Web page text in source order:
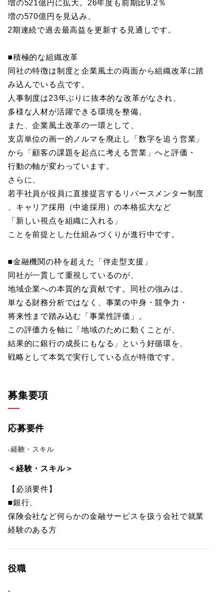
増の521億円に拡大。26年度も前期比9.2％
増の570億円を見込み、
2期連続で過去最高益を更新する見通しです。
■積極的な組織改革
同社の特徴は制度と企業風土の両面から組織改革に踏
み込んでいる点です。
人事制度は23年ぶりに抜本的な改革がなされ、
多様な人材が活躍できる環境を整備。
また、企業風土改革の一環として、
支店単位の画一的ノルマを廃止し「数字を追う営業」
から「顧客の課題を起点に考える営業」へと評価・
行動の軸が変わっています。
さらに、
若手社員が役員に直接提言するリバースメンター制度
、キャリア採用（中途採用）の本格拡大など
「新しい視点を組織に入れる」
ことを前提とした仕組みづくりが進行中です。
■金融機関の枠を超えた「伴走型支援」
同社が一貫して重視しているのが、
地域企業への本質的な貢献です。同社の強みは、
単なる財務分析ではなく、事業の中身・競争力・
将来性まで踏み込む「事業性評価」。
この評価力を軸に「地域のために動くことが、
結果的に銀行の成長にもなる」という好循環を、
戦略として本気で実行している点が特徴です。
募集要項
応募要件
-経験・スキル
＜経験・スキル＞
【必須要件】
■銀行、
保険会社など何らかの金融サービスを扱う会社で就業
経験のある方
役職
-